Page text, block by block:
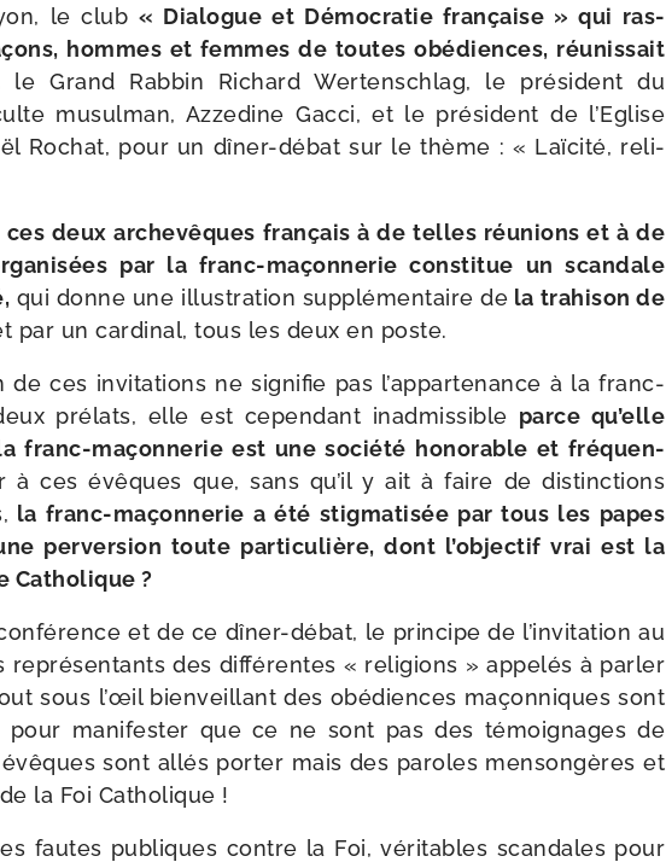
le club« Dialogue et Démocratie fran­çaise » qui ras­
hommes et femmes de toutes obé­diences, réunis­sait
le Grand Rabbin Richard Wertenschlag, le pré­sident du
musul­man, Azzedine Gacci, et le pré­sident de l’Eglise
Rochat, pour un dîner-​débat sur le thème : « Laïcité, reli­
deux arche­vêques fran­çais à de telles réunions et à de
par la franc-​maçonnerie consti­tue un scan­dale
qui donne une illus­tra­tion sup­plé­men­taire de la tra­hi­son de
par un car­di­nal, tous les deux en poste.
de ces invi­ta­tions ne signi­fie pas l’appartenance à la franc-​
pré­lats, elle est cepen­dant inad­mis­sible parce qu’elle
franc-​maçonnerie est une socié­té hono­rable et fré­quen­
à ces évêques que, sans qu’il y ait à faire de dis­tinc­tions
la franc-​maçonnerie a été stig­ma­ti­sée par tous les papes
per­ver­sion toute par­ti­cu­lière, dont l’objectif vrai est la
Catholique ?
et de ce dîner-​débat, le prin­cipe de l’invitation au
repré­sen­tants des dif­fé­rentes « reli­gions » appe­lés à par­ler
sous l’œil bien­veillant des obé­diences maçon­niques sont
pour mani­fes­ter que ce ne sont pas des témoi­gnages de
sont allés por­ter mais des paroles men­son­gères et
la Foi Catholique !
fautes publiques contre la Foi, véri­tables scan­dales pour